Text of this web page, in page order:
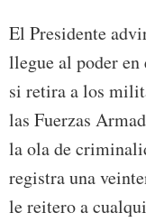
El Presidente
llegue al poder
si retira a los
las Fuerzas
la ola de
registra una
le reitero a